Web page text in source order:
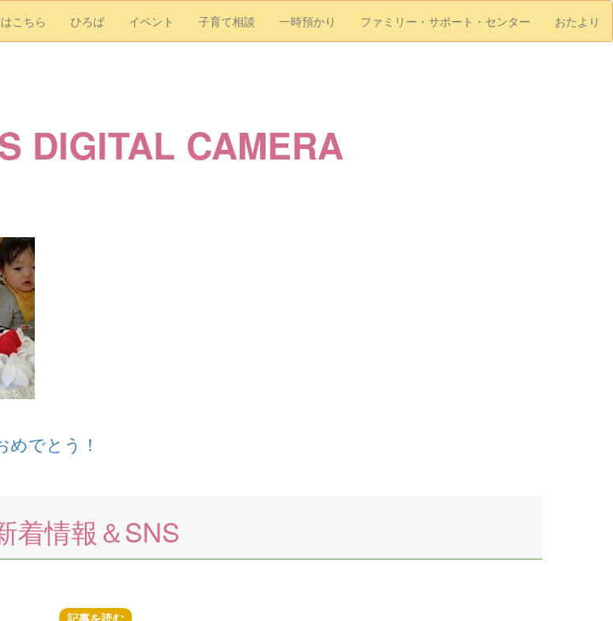
こちら ひろば イベント 子育て相談 一時預かり ファミリー・サポート・センター おたより
DIGITAL CAMERA
でとう！
着情報＆SNS
記事を読む